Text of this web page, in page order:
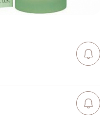
Сообщить
Сообщить